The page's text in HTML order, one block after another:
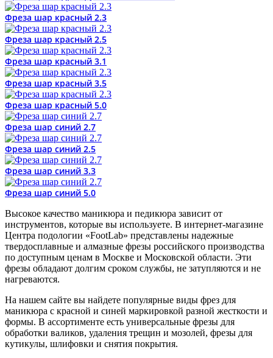
Фреза шар красный 2.3
Фреза шар красный 2.5
Фреза шар красный 3.1
Фреза шар красный 3.5
Фреза шар красный 5.0
Фреза шар синий 2.7
Фреза шар синий 2.5
Фреза шар синий 3.3
Фреза шар синий 5.0
Высокое качество маникюра и педикюра зависит от
инструментов, которые вы используете. В интернет-магазине
Центра подологии «FootLab» представлены надежные
твердосплавные и алмазные фрезы российского производства
по доступным ценам в Москве и Московской области. Эти
фрезы обладают долгим сроком службы, не затупляются и не
нагреваются.
На нашем сайте вы найдете популярные виды фрез для
маникюра с красной и синей маркировкой разной жесткости и
формы. В ассортименте есть универсальные фрезы для
обработки валиков, удаления трещин и мозолей, фрезы для
кутикулы, шлифовки и снятия покрытия.